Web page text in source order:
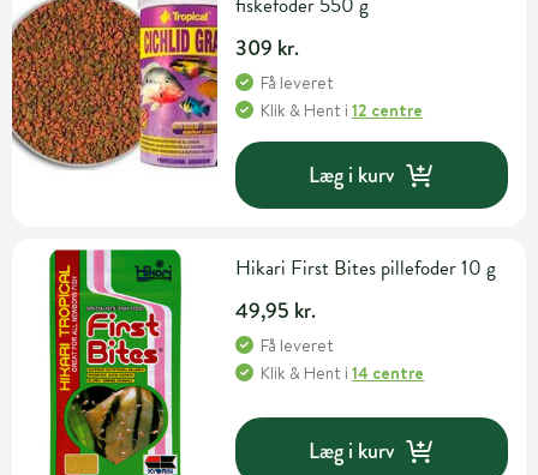
309 kr.
Få leveret
Klik & Hent i12 centre
Læg i kurv
Hikari First Bites pillefoder 10 g
49,95 kr.
Få leveret
Klik & Hent i14 centre
Læg i kurv